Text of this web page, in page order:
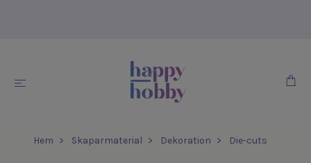
Hem Skaparmaterial Dekoration Die-cuts